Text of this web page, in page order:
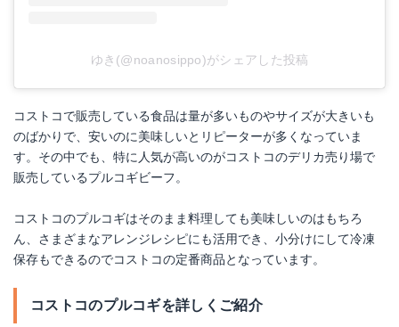
ゆき(@noanosippo)がシェアした投稿
コストコで販売している食品は量が多いものやサイズが大きいも
のばかりで、安いのに美味しいとリピーターが多くなっていま
す。その中でも、特に人気が高いのがコストコのデリカ売り場で
販売しているプルコギビーフ。
コストコのプルコギはそのまま料理しても美味しいのはもちろ
ん、さまざまなアレンジレシピにも活用でき、小分けにして冷凍
保存もできるのでコストコの定番商品となっています。
コストコのプルコギを詳しくご紹介